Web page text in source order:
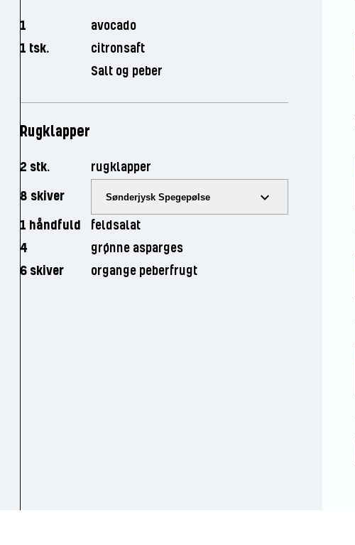
1
avocado
1 tsk.
citronsaft
Salt og peber
Rugklapper
2 stk.
rugklapper
8 skiver
Sønderjysk Spegepølse
1 håndfuld
feldsalat
4
grønne asparges
6 skiver
organge peberfrugt